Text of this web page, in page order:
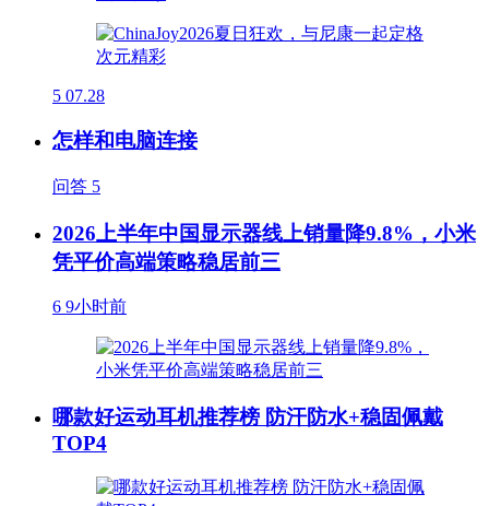
5 07.28
怎样和电脑连接
问答 5
2026上半年中国显示器线上销量降9.8%，小米
凭平价高端策略稳居前三
6 9小时前
哪款好运动耳机推荐榜 防汗防水+稳固佩戴
TOP4